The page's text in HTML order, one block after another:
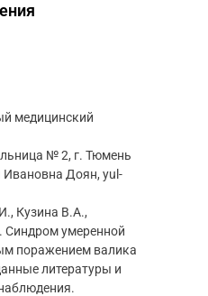
медицинский
№ 2, г. Тюмень
Ивановна Доян, yul-
Кузина В.А.,
Синдром умеренной
поражением валика
литературы и